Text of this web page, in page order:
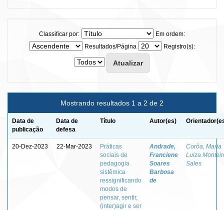
Classificar por:
Em ordem:
Resultados/Página
Registro(s):
Mostrando resultados 1 a 2 de 2
Data de
publicação
Data de
defesa
Título Autor(es)
20-Dez-2023 22-Mar-2023
Práticas
sociais de
pedagogia
sistêmica
ressignificando
modos de
pensar, sentir,
(inter)agir e ser
Andrade,
Franciene
Soares
Barbosa
de
Corôa, Maria
Luiza
Sales